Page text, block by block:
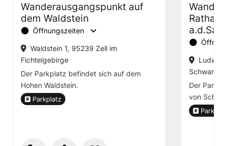
Wanderausgangspunkt auf
dem Waldstein
Öffnungszeiten
Waldstein 1, 95239 Zell im
Fichtelgebirge
Der Parkplatz befindet sich auf dem
Hohen Waldstein.
Parkplatz
Der
von